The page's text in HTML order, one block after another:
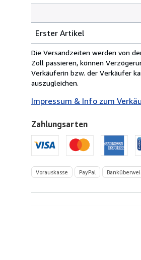
von
Deutschland
nach
USA
Erster Artikel
Die Versandzeiten werden von
Zoll passieren, können
Verkäuferin bzw. der Verkäufer
auszugleichen.
Impressum & Info zum
Zahlungsarten
Vorauskasse PayPal